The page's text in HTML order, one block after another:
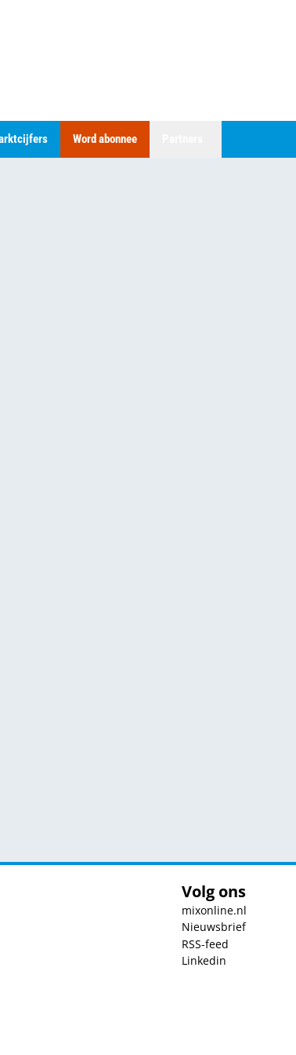
Word abonnee
Volg ons
mixonline.nl
Nieuwsbrief
RSS-feed
Linkedin